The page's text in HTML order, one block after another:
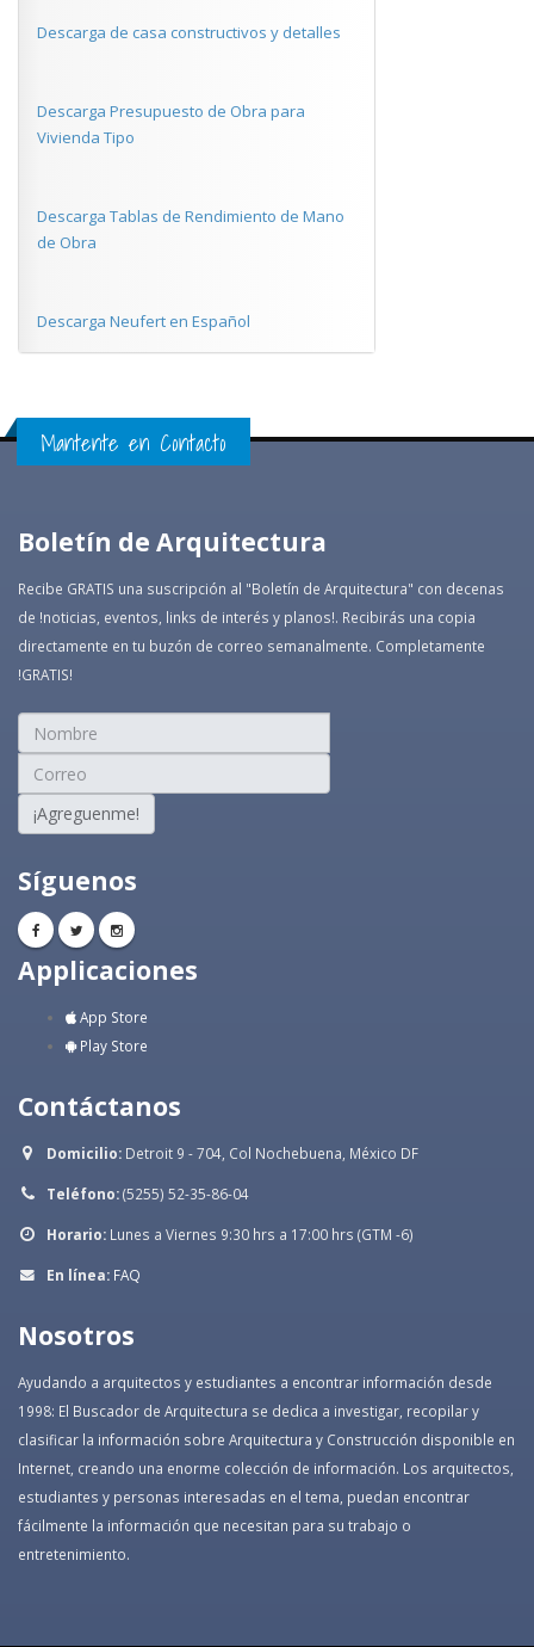
Descarga de casa constructivos y detalles
Descarga Presupuesto de Obra para
Vivienda Tipo
Descarga Tablas de Rendimiento de Mano
de Obra
Descarga Neufert en Español
Mantente en Contacto
Boletín de Arquitectura
Recibe GRATIS una suscripción al "Boletín de Arquitectura" con decenas
de !noticias, eventos, links de interés y planos!. Recibirás una copia
directamente en tu buzón de correo semanalmente. Completamente
!GRATIS!
¡Agreguenme!
Síguenos
Applicaciones
App Store
Play Store
Contáctanos
Domicilio: Detroit 9 - 704, Col Nochebuena, México DF
Teléfono:(5255) 52-35-86-04
Horario: Lunes a Viernes 9:30 hrs a 17:00 hrs (GTM -6)
En línea: FAQ
Nosotros
Ayudando a arquitectos y estudiantes a encontrar información desde
1998: El Buscador de Arquitectura se dedica a investigar, recopilar y
clasificar la información sobre Arquitectura y Construcción disponible en
Internet, creando una enorme colección de información. Los arquitectos,
estudiantes y personas interesadas en el tema, puedan encontrar
fácilmente la información que necesitan para su trabajo o
entretenimiento.